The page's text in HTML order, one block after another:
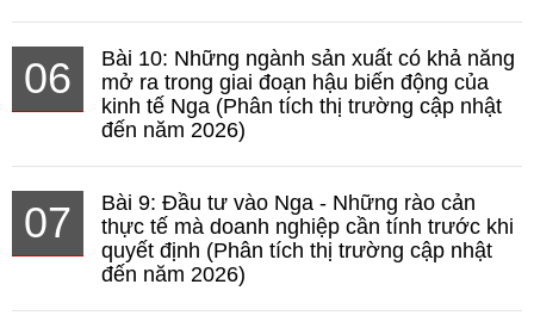
06
Bài 10: Những ngành sản xuất có khả năng
mở ra trong giai đoạn hậu biến động của
kinh tế Nga (Phân tích thị trường cập nhật
đến năm 2026)
07
Bài 9: Đầu tư vào Nga - Những rào cản
thực tế mà doanh nghiệp cần tính trước khi
quyết định (Phân tích thị trường cập nhật
đến năm 2026)